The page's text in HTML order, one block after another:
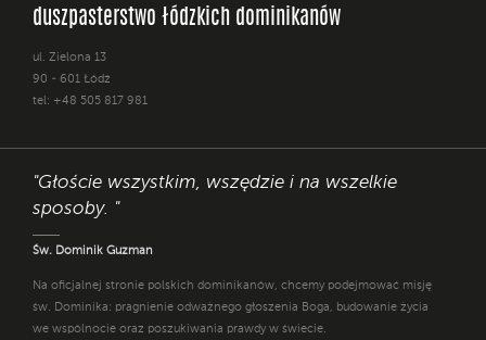
duszpasterstwo łódzkich dominikanów
ul. Zielona 13
90 - 601 Łódź
tel: +48 505 817 981
"Głoście wszystkim, wszędzie i na wszelkie
sposoby. "
Św. Dominik Guzman
Na oficjalnej stronie polskich dominikanów, chcemy podejmować misję
św. Dominika: pragnienie odważnego głoszenia Boga, budowanie życia
we wspólnocie oraz poszukiwania prawdy w świecie.